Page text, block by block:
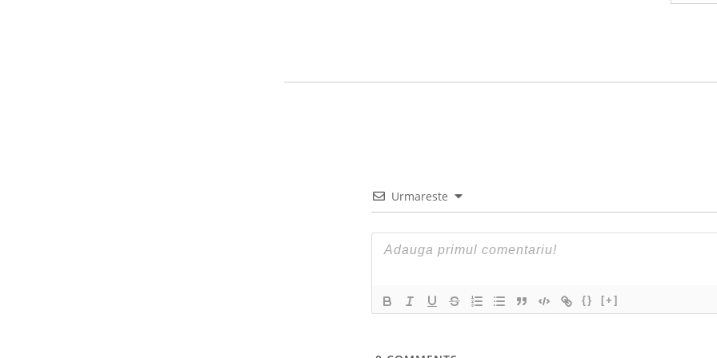
Urmareste
{} [+]